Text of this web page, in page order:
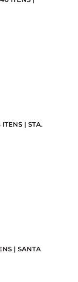
| STA.
| SANTA